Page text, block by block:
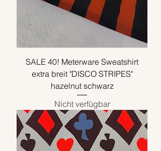
SALE 40! Meterware Sweatshirt
extra breit "DISCO STRIPES"
hazelnut schwarz
Nicht verfügbar